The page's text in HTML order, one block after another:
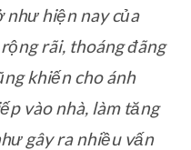
như hiện nay của
rãi, thoáng đãng
khiến cho ánh
vào nhà, làm tăng
gây ra nhiều vấn